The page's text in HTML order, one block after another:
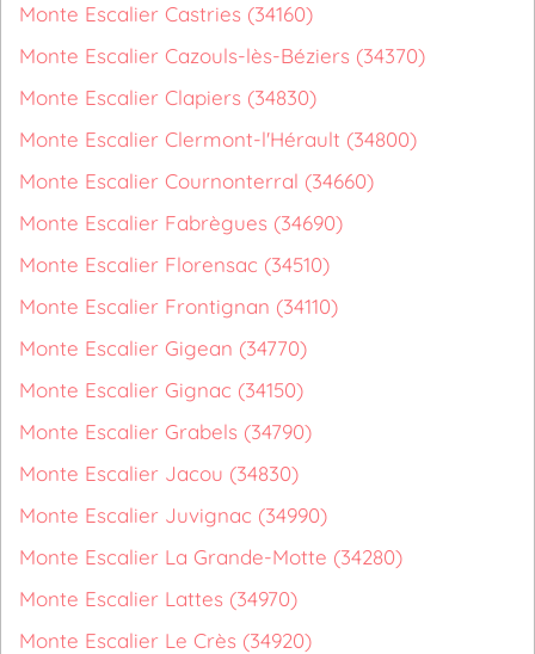
Monte Escalier Castries (34160)
Monte Escalier Cazouls-lès-Béziers (34370)
Monte Escalier Clapiers (34830)
Monte Escalier Clermont-l'Hérault (34800)
Monte Escalier Cournonterral (34660)
Monte Escalier Fabrègues (34690)
Monte Escalier Florensac (34510)
Monte Escalier Frontignan (34110)
Monte Escalier Gigean (34770)
Monte Escalier Gignac (34150)
Monte Escalier Grabels (34790)
Monte Escalier Jacou (34830)
Monte Escalier Juvignac (34990)
Monte Escalier La Grande-Motte (34280)
Monte Escalier Lattes (34970)
Monte Escalier Le Crès (34920)